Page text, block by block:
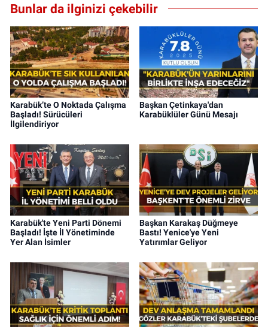
Bunlar da ilginizi çekebilir
Karabük’te O Noktada Çalışma
Başladı! Sürücüleri
İlgilendiriyor
Başkan Çetinkaya'dan
Karabüklüler Günü Mesajı
Karabük'te Yeni Parti Dönemi
Başladı! İşte İl Yönetiminde
Yer Alan İsimler
Başkan Karakaş Düğmeye
Bastı! Yenice'ye Yeni
Yatırımlar Geliyor